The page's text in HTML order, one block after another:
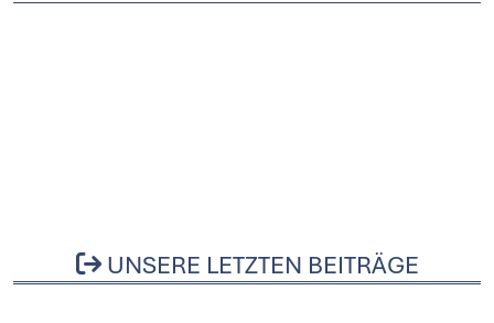
UNSERE LETZTEN BEITRÄGE